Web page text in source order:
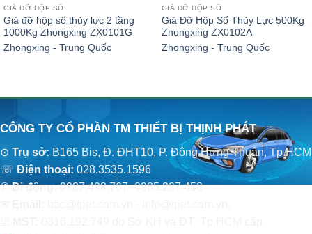
GIÁ ĐỠ HỘP SỐ
Giá đỡ hộp số thủy lực 2 tầng
1000Kg Zhongxing ZX0101G
Zhongxing - Trung Quốc
GIÁ ĐỠ HỘP SỐ
Giá Đỡ Hộp Số Thủy Lực 500Kg
Zhongxing ZX0102A
Zhongxing - Trung Quốc
CÔNG TY CỔ PHẦN TM THIẾT BỊ THỊNH PHÁT
⊙ Trụ sở: B165 Bis, Đ. ĐHT10, P. Đông Hưng Thuận, Tp.HCM
☏ Điện thoại: 028.3535.1596
✆Di động:0937.498.767- 0985.207.458